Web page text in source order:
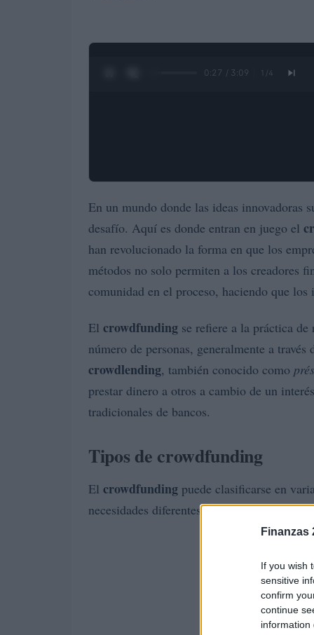
Finanzas
If you wish
sensitive
confirm
continue
information
0:28 / 3:09 1 /4
En un mundo donde las ideas innovadoras
desafío. Aquí es donde entran en juego el
han revolucionado la forma en que los
métodos no solo permiten a los creadores
comunidad en el proceso, haciendo que los
El crowdfunding se refiere a la práctica de
número de personas, generalmente a
crowdlending, también conocido como
prestar dinero a otros a cambio de un
tradicionales de bancos.
Tipos de crowdfunding
El crowdfunding puede clasificarse en
necesidades diferentes. Las más comunes